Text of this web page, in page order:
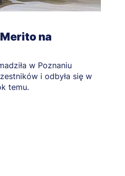
na
w Poznaniu
i odbyła się w
temu.